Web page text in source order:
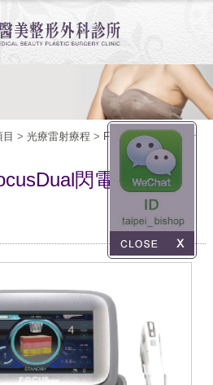
> 光療雷射療程 > FocusDual閃電微針
閃電微針X閃